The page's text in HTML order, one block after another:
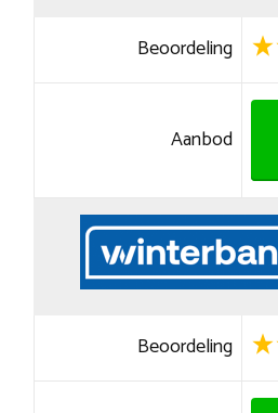
Beoordeling
Aanbod
Beoordeling